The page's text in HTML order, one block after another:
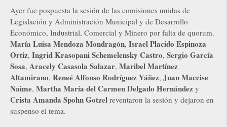
Ayer fue pospuesta la sesión de las comisiones unidas de
Legislación y Administración Municipal y de Desarrollo
Económico, Industrial, Comercial y Minero por falta de quorum.
María Luisa Mendoza Mondragón, Israel Placido Espinoza
Ortiz, Ingrid Krasopani Schemelensky Castro, Sergio García
Sosa, Aracely Casasola Salazar, Maribel Martínez
Altamirano, Reneé Alfonso Rodríguez Yáñez, Juan Maccise
Naime, Martha María del Carmen Delgado Hernández y
Crista Amanda Spohn Gotzel reventaron la sesión y dejaron en
suspenso el tema.